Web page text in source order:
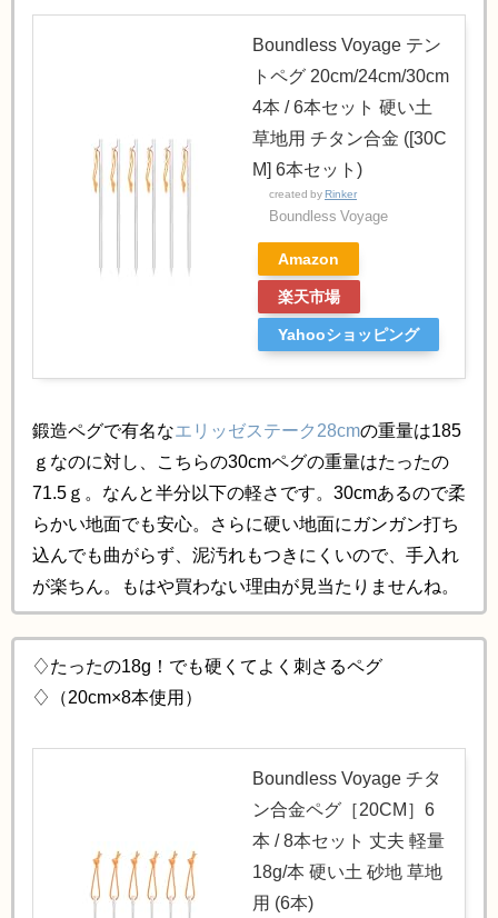
Boundless Voyage テン
トペグ 20cm/24cm/30cm
4本 / 6本セット 硬い土
草地用 チタン合金 ([30C
M] 6本セット)
created by Rinker
Boundless Voyage
Amazon
楽天市場
Yahooショッピング
鍛造ペグで有名なエリッゼステーク28cmの重量は185
ｇなのに対し、こちらの30cmペグの重量はたったの
71.5ｇ。なんと半分以下の軽さです。30cmあるので柔
らかい地面でも安心。さらに硬い地面にガンガン打ち
込んでも曲がらず、泥汚れもつきにくいので、手入れ
が楽ちん。もはや買わない理由が見当たりませんね。
♢たったの18g！でも硬くてよく刺さるペグ
♢（20cm×8本使用）
Boundless Voyage チタ
ン合金ペグ［20CM］6
本 / 8本セット 丈夫 軽量
18g/本 硬い土 砂地 草地
用 (6本)